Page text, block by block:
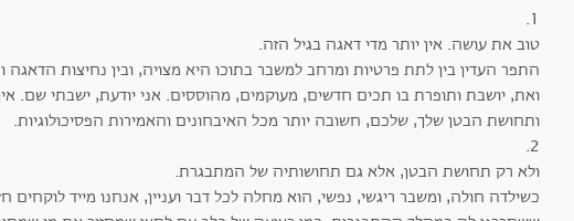
1.
טוב את עושה. אין יותר מדי דאגה בגיל הזה.
התפר העדין בין לתת פרטיות ומרחב למשבר בתוכו היא מצויה, ובין נחיצות
ואת, יושבת ותופרת בו תכים חדשים, מעוקמים, מהוססים. אני יודעת, ישבתי שם.
ותחושת הבטן שלך, שלכם, חשובה יותר מכל האיבחונים והאמירות הפסיכולוגיות.
2.
ולא רק תחושת הבטן, אלא גם תחושותיה של המתבגרת.
כשילדה חולה, ומשבר ריגשי, נפשי, הוא מחלה לכל דבר ועניין, אנחנו מייד